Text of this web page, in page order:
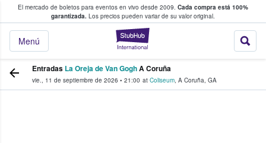
El mercado de boletos para eventos en vivo desde 2009. Cada compra está 100%
garantizada. Los precios pueden variar de su valor original.
StubHub: donde
Menú
fans compran y venden boletos
Entradas La Oreja de Van GoghA Coruña
vie., 11 de septiembre de 2026 • 21:00 at Coliseum, A Coruña, GA